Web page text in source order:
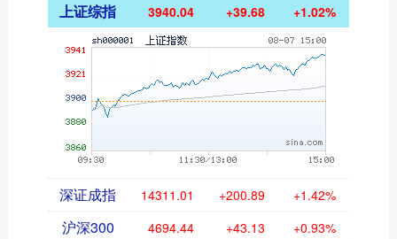
上证综指 3940.04 +39.68 +1.02%
深证成指 14311.01 +200.89 +1.42%
沪深300 4694.44 +43.13 +0.93%